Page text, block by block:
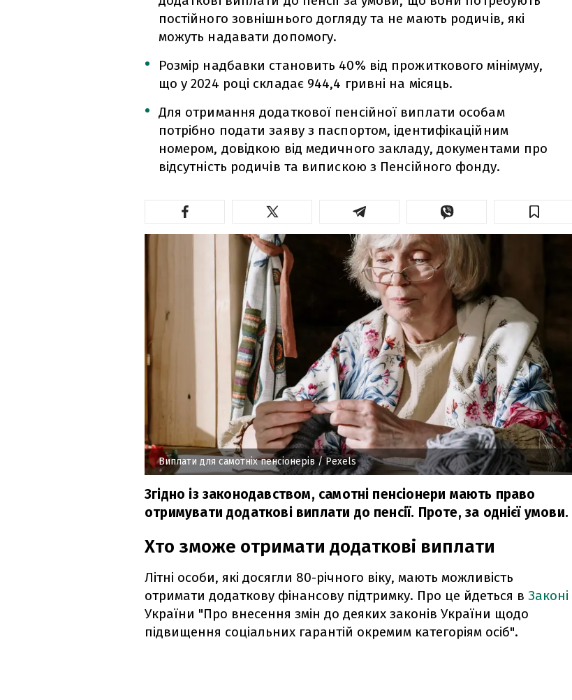
постійного зовнішнього догляду та не мають родичів, які
можуть надавати допомогу.
Розмір надбавки становить 40% від прожиткового мінімуму,
що у 2024 році складає 944,4 гривні на місяць.
Для отримання додаткової пенсійної виплати особам
потрібно подати заяву з паспортом, ідентифікаційним
номером, довідкою від медичного закладу, документами про
відсутність родичів та випискою з Пенсійного фонду.
Виплати для самотніх пенсіонерів / Pexels
Згідно із законодавством, самотні пенсіонери мають право
отримувати додаткові виплати до пенсії. Проте, за однієї умови.
Хто зможе отримати додаткові виплати
Літні особи, які досягли 80-річного віку, мають можливість
отримати додаткову фінансову підтримку. Про це йдеться в Законі
України "Про внесення змін до деяких законів України щодо
підвищення соціальних гарантій окремим категоріям осіб".